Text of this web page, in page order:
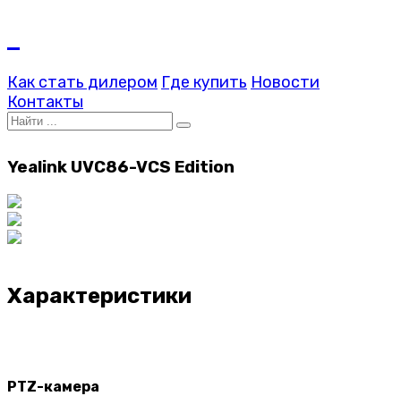
Как стать дилером Где купить Новости
Контакты
Yealink UVC86-VCS Edition
Характеристики
PTZ-камера